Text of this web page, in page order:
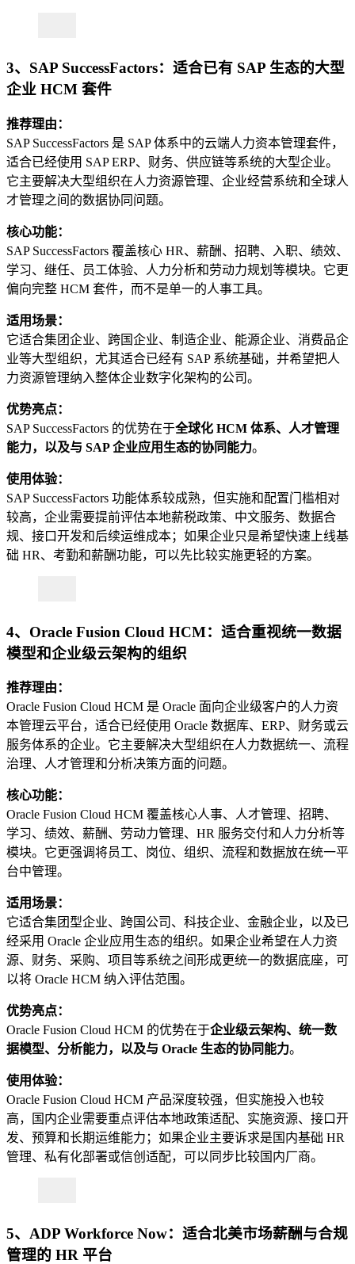
3、SAP SuccessFactors：适合已有 SAP 生态的大型
企业 HCM 套件
推荐理由：
SAP SuccessFactors 是 SAP 体系中的云端人力资本管理套件，
适合已经使用 SAP ERP、财务、供应链等系统的大型企业。
它主要解决大型组织在人力资源管理、企业经营系统和全球人
才管理之间的数据协同问题。
核心功能：
SAP SuccessFactors 覆盖核心 HR、薪酬、招聘、入职、绩效、
学习、继任、员工体验、人力分析和劳动力规划等模块。它更
偏向完整 HCM 套件，而不是单一的人事工具。
适用场景：
它适合集团企业、跨国企业、制造企业、能源企业、消费品企
业等大型组织，尤其适合已经有 SAP 系统基础，并希望把人
力资源管理纳入整体企业数字化架构的公司。
优势亮点：
SAP SuccessFactors 的优势在于全球化 HCM 体系、人才管理
能力，以及与 SAP 企业应用生态的协同能力。
使用体验：
SAP SuccessFactors 功能体系较成熟，但实施和配置门槛相对
较高，企业需要提前评估本地薪税政策、中文服务、数据合
规、接口开发和后续运维成本；如果企业只是希望快速上线基
础 HR、考勤和薪酬功能，可以先比较实施更轻的方案。
4、Oracle Fusion Cloud HCM：适合重视统一数据
模型和企业级云架构的组织
推荐理由：
Oracle Fusion Cloud HCM 是 Oracle 面向企业级客户的人力资
本管理云平台，适合已经使用 Oracle 数据库、ERP、财务或云
服务体系的企业。它主要解决大型组织在人力数据统一、流程
治理、人才管理和分析决策方面的问题。
核心功能：
Oracle Fusion Cloud HCM 覆盖核心人事、人才管理、招聘、
学习、绩效、薪酬、劳动力管理、HR 服务交付和人力分析等
模块。它更强调将员工、岗位、组织、流程和数据放在统一平
台中管理。
适用场景：
它适合集团型企业、跨国公司、科技企业、金融企业，以及已
经采用 Oracle 企业应用生态的组织。如果企业希望在人力资
源、财务、采购、项目等系统之间形成更统一的数据底座，可
以将 Oracle HCM 纳入评估范围。
优势亮点：
Oracle Fusion Cloud HCM 的优势在于企业级云架构、统一数
据模型、分析能力，以及与 Oracle 生态的协同能力。
使用体验：
Oracle Fusion Cloud HCM 产品深度较强，但实施投入也较
高，国内企业需要重点评估本地政策适配、实施资源、接口开
发、预算和长期运维能力；如果企业主要诉求是国内基础 HR
管理、私有化部署或信创适配，可以同步比较国内厂商。
5、ADP Workforce Now：适合北美市场薪酬与合规
管理的 HR 平台